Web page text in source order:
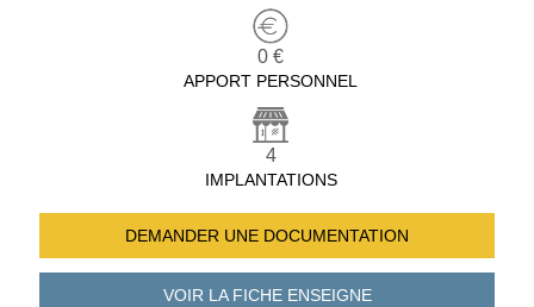
0 €
APPORT PERSONNEL
4
IMPLANTATIONS
DEMANDER UNE DOCUMENTATION
VOIR LA FICHEENSEIGNE